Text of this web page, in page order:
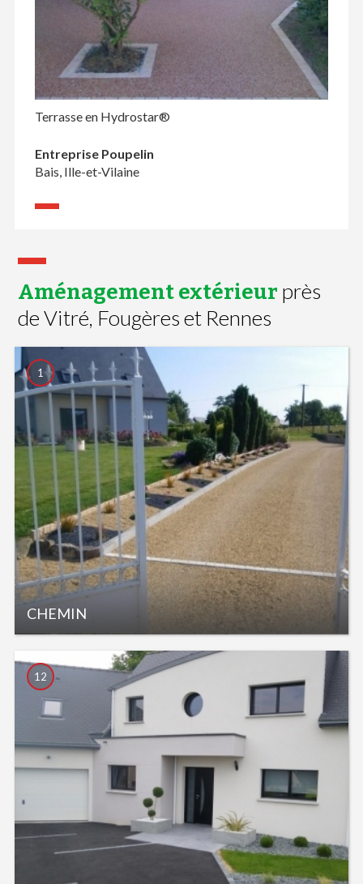
Terrasse en Hydrostar®
Entreprise Poupelin
Bais, Ille-et-Vilaine
Aménagement extérieur près
de Vitré, Fougères et Rennes
CHEMIN
1
12